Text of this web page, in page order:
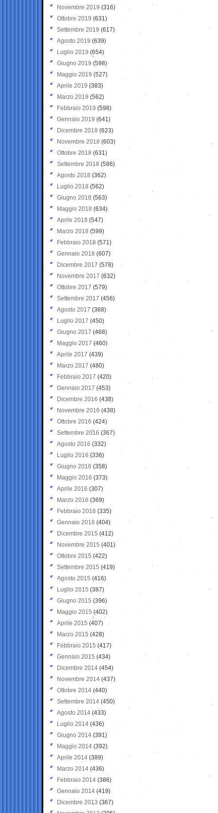
Novembre 2019 (316)
Ottobre 2019 (631)
Settembre 2019 (617)
Agosto 2019 (639)
Luglio 2019 (654)
Giugno 2019 (598)
Maggio 2019 (527)
Aprile 2019 (383)
Marzo 2019 (562)
Febbraio 2019 (598)
Gennaio 2019 (641)
Dicembre 2018 (623)
Novembre 2018 (603)
Ottobre 2018 (631)
Settembre 2018 (586)
Agosto 2018 (362)
Luglio 2018 (562)
Giugno 2018 (563)
Maggio 2018 (634)
Aprile 2018 (547)
Marzo 2018 (599)
Febbraio 2018 (571)
Gennaio 2018 (607)
Dicembre 2017 (578)
Novembre 2017 (632)
Ottobre 2017 (579)
Settembre 2017 (456)
Agosto 2017 (368)
Luglio 2017 (450)
Giugno 2017 (468)
Maggio 2017 (460)
Aprile 2017 (439)
Marzo 2017 (480)
Febbraio 2017 (420)
Gennaio 2017 (453)
Dicembre 2016 (438)
Novembre 2016 (438)
Ottobre 2016 (424)
Settembre 2016 (367)
Agosto 2016 (332)
Luglio 2016 (336)
Giugno 2016 (358)
Maggio 2016 (373)
Aprile 2016 (307)
Marzo 2016 (369)
Febbraio 2016 (335)
Gennaio 2016 (404)
Dicembre 2015 (412)
Novembre 2015 (401)
Ottobre 2015 (422)
Settembre 2015 (419)
Agosto 2015 (416)
Luglio 2015 (387)
Giugno 2015 (396)
Maggio 2015 (402)
Aprile 2015 (407)
Marzo 2015 (428)
Febbraio 2015 (417)
Gennaio 2015 (434)
Dicembre 2014 (454)
Novembre 2014 (437)
Ottobre 2014 (440)
Settembre 2014 (450)
Agosto 2014 (433)
Luglio 2014 (436)
Giugno 2014 (391)
Maggio 2014 (392)
Aprile 2014 (389)
Marzo 2014 (436)
Febbraio 2014 (386)
Gennaio 2014 (419)
Dicembre 2013 (367)